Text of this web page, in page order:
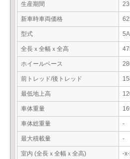
生産期間
新車時車両価格
型式
全長ｘ全幅ｘ全高
ホイールベース
前トレッド/後トレッド
最低地上高
車体重量
車体総重量 -
最大積載量 -
室内 (全長ｘ全幅ｘ全高) -x-